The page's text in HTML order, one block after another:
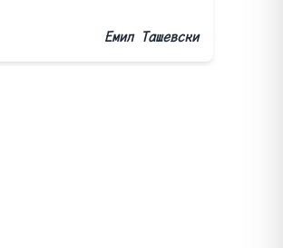
Емил Ташевски